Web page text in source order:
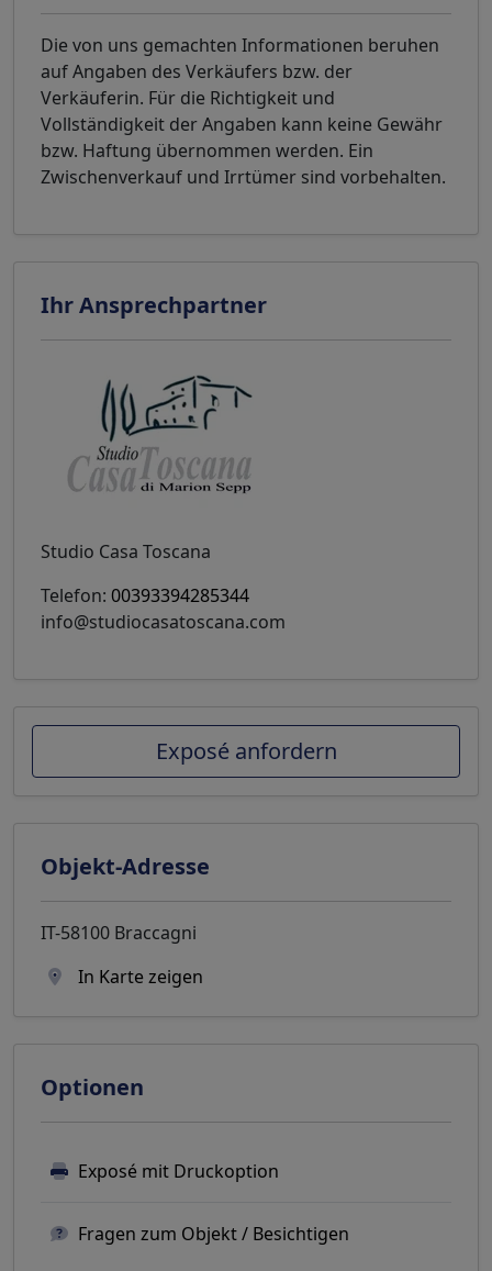
Die von uns gemachten Informationen beruhen
auf Angaben des Verkäufers bzw. der
Verkäuferin. Für die Richtigkeit und
Vollständigkeit der Angaben kann keine Gewähr
bzw. Haftung übernommen werden. Ein
Zwischenverkauf und Irrtümer sind vorbehalten.
Ihr Ansprechpartner
Studio Casa Toscana
Telefon: 00393394285344
info@studiocasatoscana.com
Exposé anfordern
Objekt-Adresse
IT-58100 Braccagni
In Karte zeigen
Optionen
Exposé mit Druckoption
Fragen zum Objekt / Besichtigen